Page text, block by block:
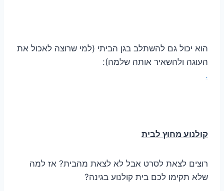
הוא יכול גם להשתלב בגן הביתי (למי שרוצה לאכול את
העוגה ולהשאיר אותה שלמה):
.
קולנוע מחוץ לבית
רוצים לצאת לסרט אבל לא לצאת מהבית? אז למה
שלא תקימו לכם בית קולנוע בגינה?